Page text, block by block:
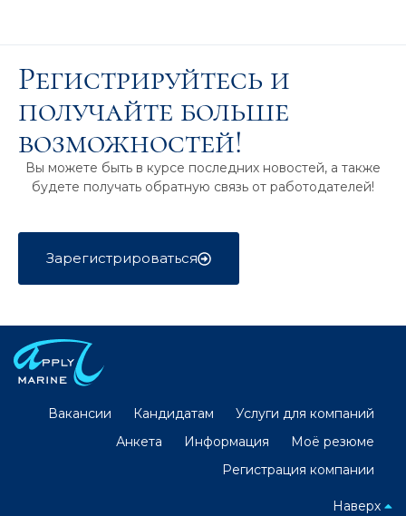
Регистрируйтесь и
получайте больше
возможностей!
Вы можете быть в курсе последних новостей, а также
будете получать обратную связь от работодателей!
Зарегистрироваться
Вакансии Кандидатам
Услуги для компаний
Анкета
Информация
Моё резюме
Регистрация компании
Наверх